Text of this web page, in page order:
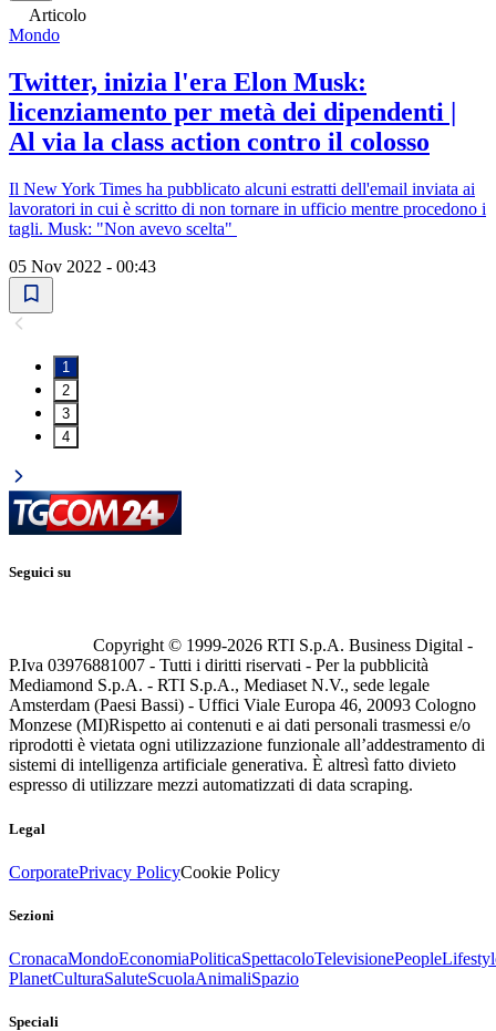
Articolo
Mondo
Twitter, inizia l'era Elon Musk:
licenziamento per metà dei dipendenti |
Al via la class action contro il colosso
Il New York Times ha pubblicato alcuni estratti dell'email inviata ai
lavoratori in cui è scritto di non tornare in ufficio mentre procedono i
tagli. Musk: "Non avevo scelta"
05 Nov 2022 - 00:43
1
2
3
4
Seguici su
Copyright © 1999-2026 RTI S.p.A. Business Digital -
P.Iva 03976881007 - Tutti i diritti riservati - Per la pubblicità
Mediamond S.p.A. - RTI S.p.A., Mediaset N.V., sede legale
Amsterdam (Paesi Bassi) - Uffici Viale Europa 46, 20093 Cologno
Monzese (MI)Rispetto ai contenuti e ai dati personali trasmessi e/o
riprodotti è vietata ogni utilizzazione funzionale all’addestramento di
sistemi di intelligenza artificiale generativa. È altresì fatto divieto
espresso di utilizzare mezzi automatizzati di data scraping.
Legal
CorporatePrivacy PolicyCookie Policy
Sezioni
CronacaMondoEconomiaPoliticaSpettacoloTelevisionePeople
PlanetCulturaSaluteScuolaAnimaliSpazio
Speciali